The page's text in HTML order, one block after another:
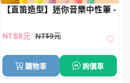
貼手帳標籤
【直笛造型】迷你音樂中性筆 -
NT$8元 NT$9元
購物車 詢價車